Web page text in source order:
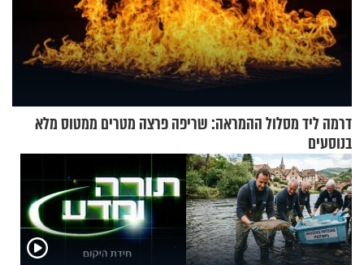
דרמה ליד מסלול ההמראה: שריפה פרצה מטרים ממטוס מלא
בנוסעים